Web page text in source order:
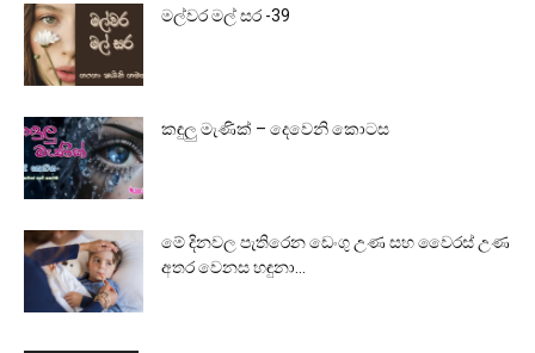
මල්වර මල් සර -39
කඳුලු මැණික් – දෙවෙනි කොටස
මේ දිනවල පැතිරෙන ඩෙංගු උණ සහ වෛරස් උණ
අතර වෙනස හඳුනා...